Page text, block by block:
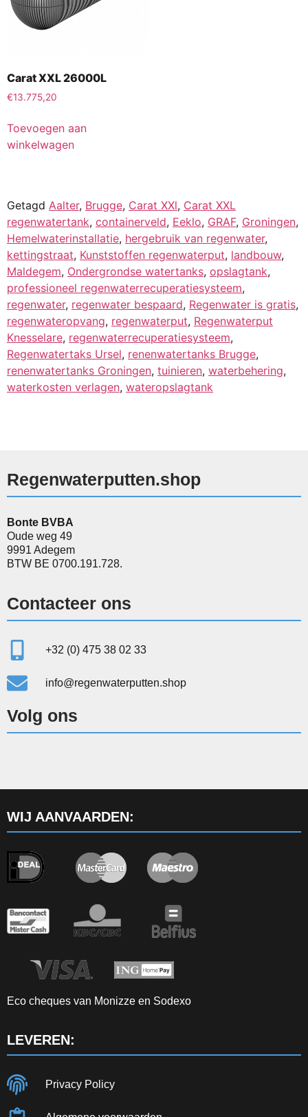
Carat XXL 26000L
€13.775,20
Toevoegen aan
winkelwagen
Getagd Aalter, Brugge, Carat XXl, Carat XXL
regenwatertank, containerveld, Eeklo, GRAF, Groningen,
Hemelwaterinstallatie, hergebruik van regenwater,
kettingstraat, Kunststoffen regenwaterput, landbouw,
Maldegem, Ondergrondse watertanks, opslagtank,
professioneel regenwaterrecuperatiesysteem,
regenwater, regenwater bespaard, Regenwater is gratis,
regenwateropvang, regenwaterput, Regenwaterput
Knesselare, regenwaterrecuperatiesysteem,
Regenwatertaks Ursel, renenwatertanks Brugge,
renenwatertanks Groningen, tuinieren, waterbehering,
waterkosten verlagen, wateropslagtank
Regenwaterputten.shop
Bonte BVBA
Oude weg 49
9991 Adegem
BTW BE 0700.191.728.
Contacteer ons
+32 (0) 475 38 02 33
info@regenwaterputten.shop
Volg ons
WIJ AANVAARDEN:
Eco cheques van Monizze en Sodexo
LEVEREN:
Privacy Policy